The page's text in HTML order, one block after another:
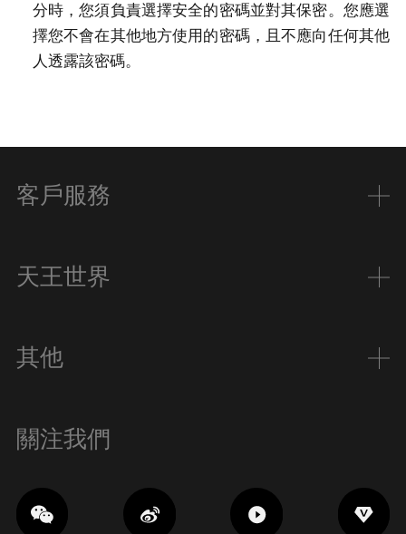
分時，您須負責選擇安全的密碼並對其保密。您應選
擇您不會在其他地方使用的密碼，且不應向任何其他
人透露該密碼。
客戶服務
天王世界
其他
關注我們